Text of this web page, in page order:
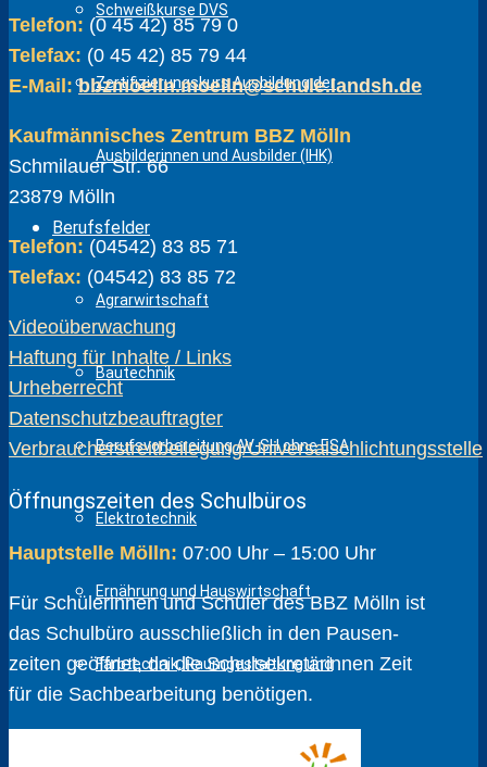
Schweißkurse DVS
Zertifizierungskurs Ausbildung der
Ausbilderinnen und Ausbilder (IHK)
Berufsfelder
Agrarwirtschaft
Bautechnik
Berufsvorbereitung AV-SH ohne ESA
Elektrotechnik
Ernährung und Hauswirtschaft
Farbtechnik, Raumgestaltung und
Telefon: (0 45 42) 85 79 0
Telefax: (0 45 42) 85 79 44
E-Mail:bbzmoelln.moelln@schule.landsh.de
Kaufmännisches Zentrum BBZ Mölln
Schmilauer Str. 66
23879 Mölln
Telefon: (04542) 83 85 71
Telefax: (04542) 83 85 72
Videoüberwachung
Haftung für Inhalte / Links
Urheberrecht
Datenschutzbeauftragter
Verbraucherstreitbeilegung/Universalschlichtungsstelle
Öffnungszeiten des Schulbüros
Hauptstelle Mölln: 07:00 Uhr – 15:00 Uhr
Für Schülerinnen und Schüler des BBZ Mölln ist
das Schulbüro ausschließlich in den Pausen­
zeiten geöffnet, da die Schul­sekretärinnen Zeit
für die Sach­bear­beitung benötigen.